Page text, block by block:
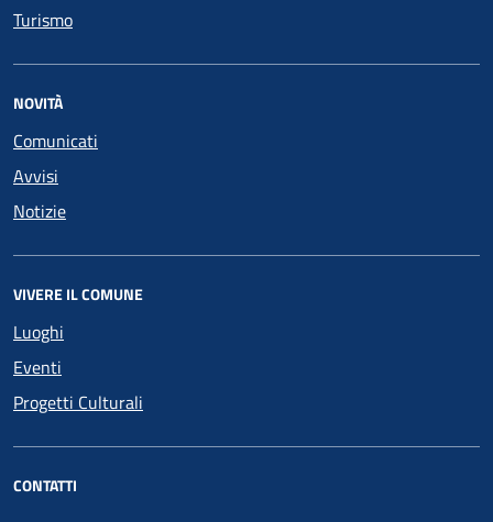
Turismo
NOVITÀ
Comunicati
Avvisi
Notizie
VIVERE IL COMUNE
Luoghi
Eventi
Progetti Culturali
CONTATTI